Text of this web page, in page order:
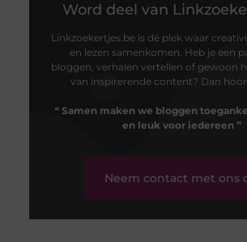
Word deel van
Linkzoekertjes.be is dé plek waar
en lezen samenkomen. Heb je een
bloggen, verhalen vertellen of gewoon
van inspirerende content? Dan
❝ Samen maken we bloggen
en leuk voor iedereen❞
Neem contact met ons